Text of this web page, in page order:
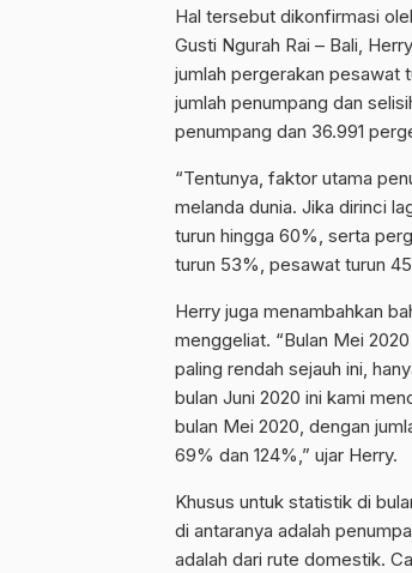
Hal tersebut dikonfirmasi
Gusti Ngurah Rai – Bali,
jumlah pergerakan pesawat
jumlah penumpang dan
penumpang dan 36.991
“Tentunya, faktor utama
melanda dunia. Jika dirinci
turun hingga 60%, serta
turun 53%, pesawat turun
Herry juga menambahkan
menggeliat. “Bulan Mei
paling rendah sejauh ini,
bulan Juni 2020 ini kami
bulan Mei 2020, dengan
69% dan 124%,” ujar Herry.
Khusus untuk statistik di
di antaranya adalah
adalah dari rute domestik.